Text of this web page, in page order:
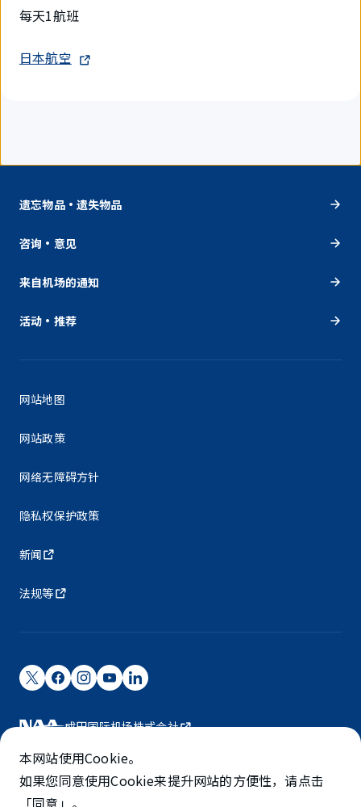
每天1航班
日本航空
遗忘物品・遗失物品
咨询・意见
来自机场的通知
活动・推荐
网站地图
网站政策
网络无障碍方针
隐私权保护政策
新闻
法规等
成田国际机场株式会社
成田国际机场由NAA运营。
©NARITA INTERNATIONAL AIRPORT CORPORATION
本网站使用Cookie。
如果您同意使用Cookie来提升网站的方便性，请点击
「同意」。